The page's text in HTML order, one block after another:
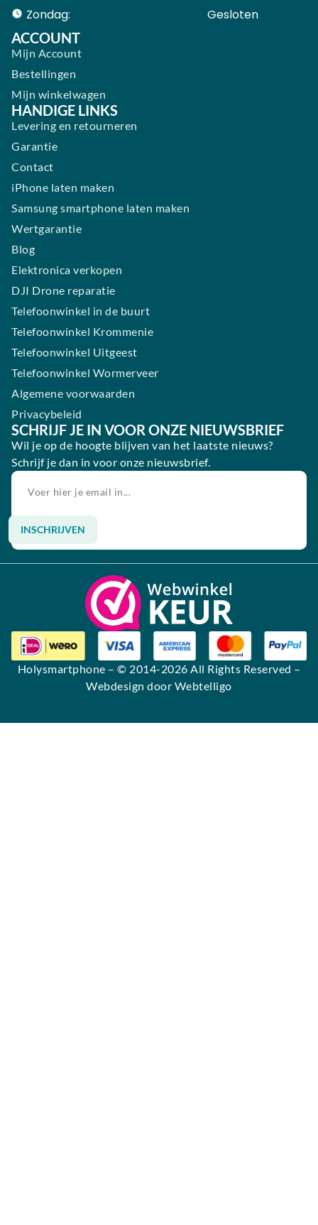
Zondag:
Gesloten ​ ​ ​ ​ ​ ​ ​
ACCOUNT
Mijn Account
Bestellingen
Mijn winkelwagen
HANDIGE LINKS
Levering en retourneren
Garantie
Contact
iPhone laten maken
Samsung smartphone laten maken
Wertgarantie
Blog
Elektronica verkopen
DJI Drone reparatie
Telefoonwinkel in de buurt
Telefoonwinkel Krommenie
Telefoonwinkel Uitgeest
Telefoonwinkel Wormerveer
Algemene voorwaarden
Privacybeleid
SCHRIJF JE IN VOOR ONZE NIEUWSBRIEF
Wil je op de hoogte blijven van het laatste nieuws?
Schrijf je dan in voor onze nieuwsbrief.
INSCHRIJVEN
Alternative:
Holysmartphone – © 2014-2026 All Rights Reserved –
Webdesign door Webtelligo